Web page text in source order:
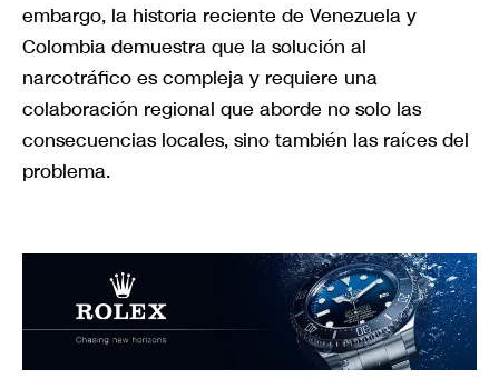
embargo, la historia reciente de Venezuela y
Colombia demuestra que la solución al
narcotráfico es compleja y requiere una
colaboración regional que aborde no solo las
consecuencias locales, sino también las raíces del
problema.